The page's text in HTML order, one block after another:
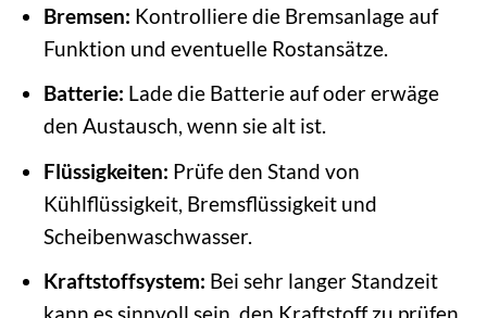
Bremsen: Kontrolliere die Bremsanlage auf
Funktion und eventuelle Rostansätze.
Batterie: Lade die Batterie auf oder erwäge
den Austausch, wenn sie alt ist.
Flüssigkeiten: Prüfe den Stand von
Kühlflüssigkeit, Bremsflüssigkeit und
Scheibenwaschwasser.
Kraftstoffsystem: Bei sehr langer Standzeit